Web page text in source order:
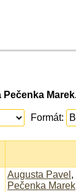
Pečenka
Formát:
Augusta Pavel ,
Pečenka Marek